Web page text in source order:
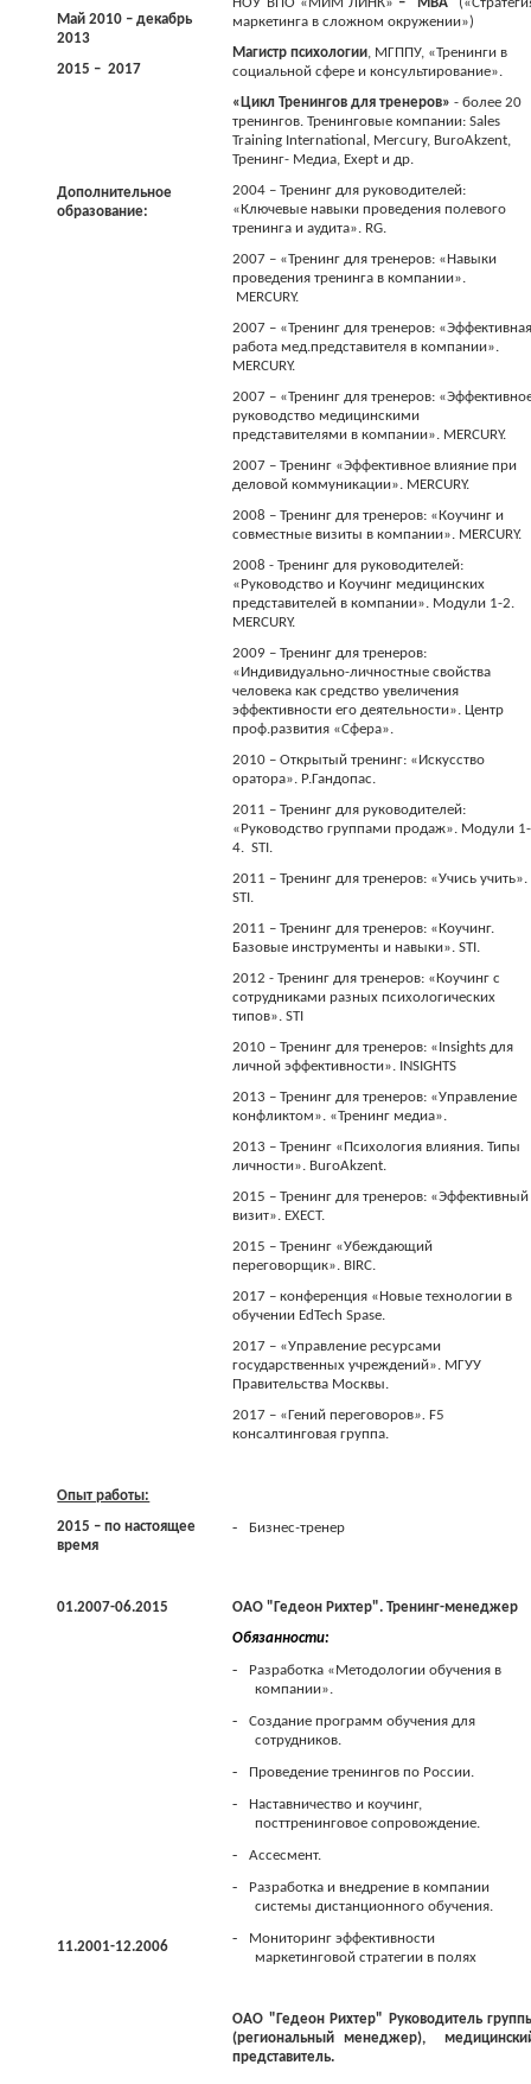
Май 2010 – декабрь
2013
2015 – 2017
Дополнительное
образование:
маркетинга в сложном окружении»)
Магистр психологии, МГППУ, «Тренинги в
социальной сфере и консультирование».
«Цикл Тренингов для тренеров» - более 20
тренингов. Тренинговые компании: Sales
Training International, Mercury, BuroAkzent,
Тренинг- Медиа, Exeptи др.
2004 – Тренинг для руководителей:
«Ключевые навыки проведения полевого
тренинга и аудита». RG.
2007 – «Тренинг для тренеров: «Навыки
проведения тренинга в компании».
MERCURY.
2007 – «Тренинг для тренеров:
работа мед.представителя в компании».
MERCURY.
2007 – «Тренинг для тренеров:
руководство медицинскими
представителями в компании». MERCURY.
2007 – Тренинг «Эффективное влияние при
деловой коммуникации». MERCURY.
2008 – Тренинг для тренеров: «Коучинг и
совместные визиты в компании». MERCURY.
2008 - Тренинг для руководителей:
«Руководство и Коучинг медицинских
представителей в компании». Модули 1-2.
MERCURY.
2009 – Тренинг для тренеров:
«Индивидуально-личностные свойства
человека как средство увеличения
эффективности его деятельности». Центр
проф.развития «Сфера».
2010 – Открытый тренинг: «Искусство
оратора». Р.Гандопас.
2011 – Тренинг для руководителей:
«Руководство группами продаж». Модули 1-
4. STI.
2011 – Тренинг для тренеров: «Учись учить».
STI.
2011 – Тренинг для тренеров: «Коучинг.
Базовые инструменты и навыки». STI.
2012 - Тренинг для тренеров: «Коучинг с
сотрудниками разных психологических
типов». STI
2010 – Тренинг для тренеров: «Insights для
личной эффективности». INSIGHTS
2013 – Тренинг для тренеров: «Управление
конфликтом». «Тренинг медиа».
2013 – Тренинг «Психология влияния. Типы
личности». BuroAkzent.
2015 – Тренинг для тренеров: «Эффективный
визит». EXECT.
2015 – Тренинг «Убеждающий
переговорщик». BIRC.
2017 – конференция «Новые технологии в
обучении EdTech Spase.
2017 – «Управление ресурсами
государственных учреждений». МГУУ
Правительства Москвы.
2017 – «Гений переговоров».F5
консалтинговая группа.
Опыт работы:
2015 – по настоящее
время
- Бизнес-тренер
01.2007-06.2015
11.2001-12.2006
ОАО "Гедеон Рихтер".Тренинг-менеджер
Обязанности:
-
Разработка «Методологии обучения в
компании».
-
Создание программ обучения для
сотрудников.
- Проведение тренингов по России.
-
Наставничество и коучинг,
посттренинговое сопровождение.
- Ассесмент.
-
Разработка и внедрение в компании
системы дистанционного обучения.
-
Мониторинг эффективности
маркетинговой стратегии в полях
ОАО "Гедеон Рихтер" Руководитель
(региональный менеджер),
представитель.